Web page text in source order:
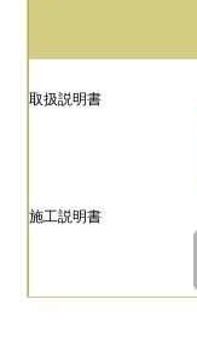
取扱説明書
施工説明書